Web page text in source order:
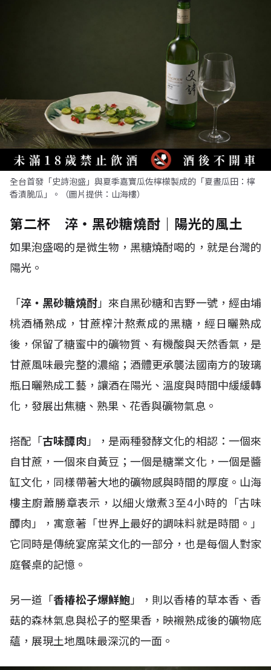
全台首發「史詩泡盛」與夏季嘉寶瓜佐檸檬製成的「夏晝瓜田：檸
香漬脆瓜」。（圖片提供：山海樓）
第二杯 淬・黑砂糖燒酎｜陽光的風土
如果泡盛喝的是微生物，黑糖燒酎喝的，就是台灣的
陽光。
「淬・黑砂糖燒酎」來自黑砂糖和吉野一號，經由埔
桃酒桶熟成，甘蔗榨汁熬煮成的黑糖，經日曬熟成
後，保留了糖蜜中的礦物質、有機酸與天然香氣，是
甘蔗風味最完整的濃縮；酒體更承襲法國南方的玻璃
瓶日曬熟成工藝，讓酒在陽光、溫度與時間中緩緩轉
化，發展出焦糖、熟果、花香與礦物氣息。
搭配「古味醰肉」，是兩種發酵文化的相認：一個來
自甘蔗，一個來自黃豆；一個是糖業文化，一個是醬
缸文化，同樣帶著大地的礦物感與時間的厚度。山海
樓主廚蕭勝章表示，以細火燉煮3至4小時的「古味
醰肉」，寓意著「世界上最好的調味料就是時間。」
它同時是傳統宴席菜文化的一部分，也是每個人對家
庭餐桌的記憶。
另一道「香椿松子爆鮮鮑」，則以香椿的草本香、香
菇的森林氣息與松子的堅果香，映襯熟成後的礦物底
蘊，展現土地風味最深沉的一面。